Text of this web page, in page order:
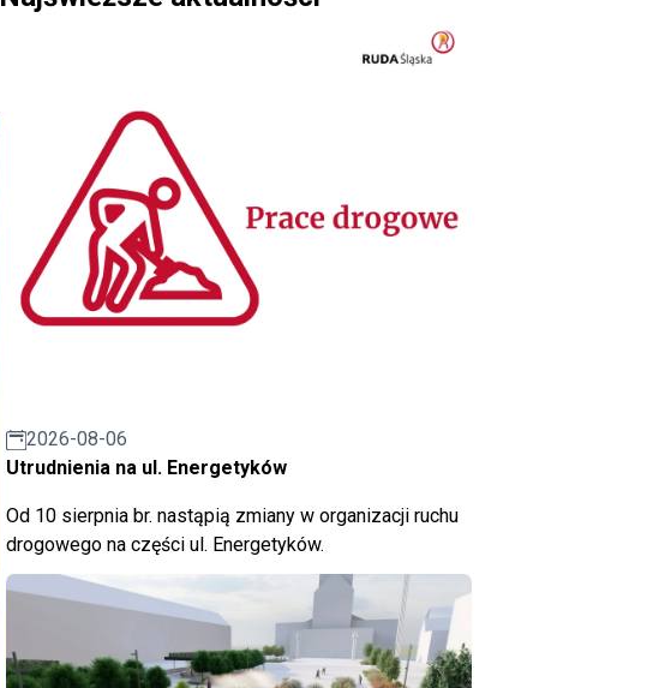
2026-08-06
Utrudnienia na ul. Energetyków
Od 10 sierpnia br. nastąpią zmiany w organizacji ruchu
drogowego na części ul. Energetyków.